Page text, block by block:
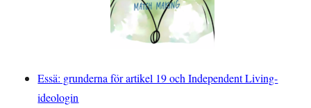
Essä: grunderna för artikel 19 och Independent Living-
ideologin